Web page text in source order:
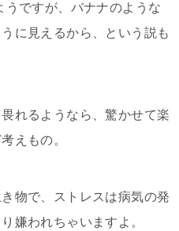
ですが、バナナのような
に見えるから、という説も
れるようなら、驚かせて楽
えもの。
物で、ストレスは病気の発
嫌われちゃいますよ。